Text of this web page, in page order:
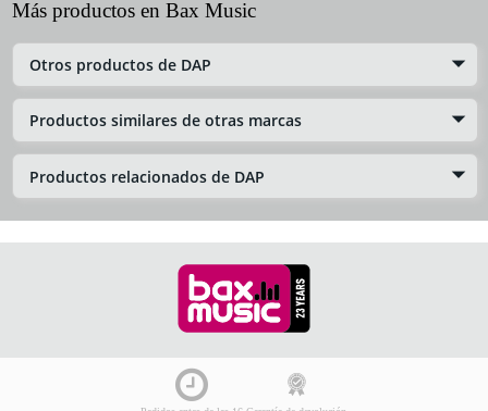
Más productos en Bax Music
Otros productos de DAP
Productos similares de otras marcas
Productos relacionados de DAP